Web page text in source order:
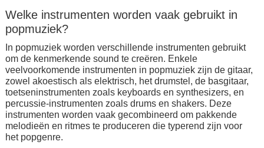
Welke instrumenten worden vaak gebruikt in
popmuziek?
In popmuziek worden verschillende instrumenten gebruikt
om de kenmerkende sound te creëren. Enkele
veelvoorkomende instrumenten in popmuziek zijn de gitaar,
zowel akoestisch als elektrisch, het drumstel, de basgitaar,
toetseninstrumenten zoals keyboards en synthesizers, en
percussie-instrumenten zoals drums en shakers. Deze
instrumenten worden vaak gecombineerd om pakkende
melodieën en ritmes te produceren die typerend zijn voor
het popgenre.